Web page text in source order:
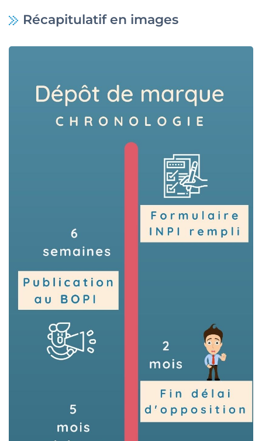
Récapitulatif en images